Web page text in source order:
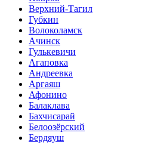
Верхний-Тагил
Губкин
Волоколамск
Ачинск
Гулькевичи
Агаповка
Андреевка
Аргаяш
Афонино
Балаклава
Бахчисарай
Белоозёрский
Бердяуш